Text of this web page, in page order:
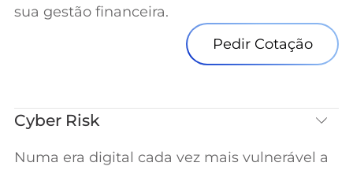
sua gestão financeira.
Pedir Cotação
Cyber Risk
Numa era digital cada vez mais vulnerável a